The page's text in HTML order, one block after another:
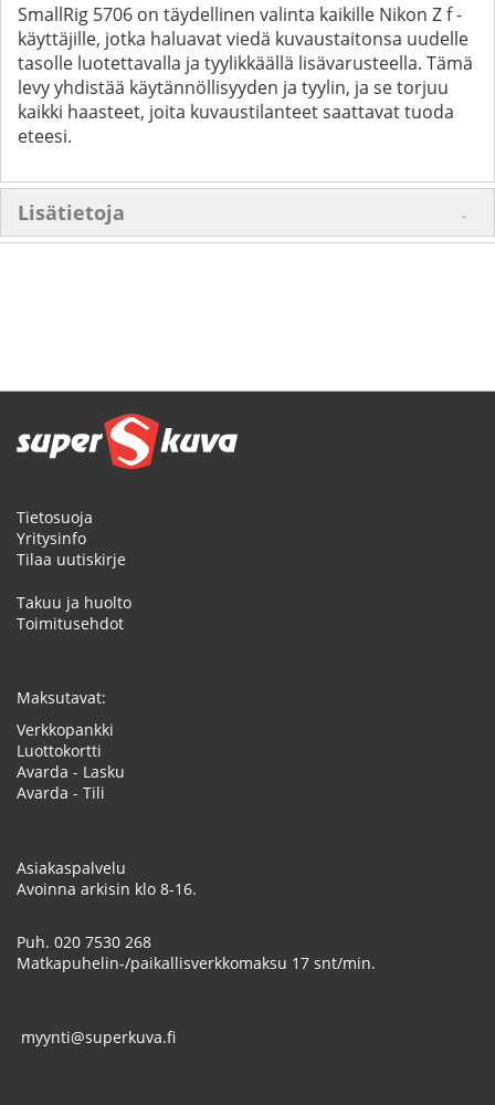
SmallRig 5706 on täydellinen valinta kaikille Nikon Z f -
käyttäjille, jotka haluavat viedä kuvaustaitonsa uudelle
tasolle luotettavalla ja tyylikkäällä lisävarusteella. Tämä
levy yhdistää käytännöllisyyden ja tyylin, ja se torjuu
kaikki haasteet, joita kuvaustilanteet saattavat tuoda
eteesi.
Lisätietoja
Tietosuoja
Yritysinfo
Tilaa uutiskirje
Takuu ja huolto
Toimitusehdot
Maksutavat:
Verkkopankki
Luottokortti
Avarda - Lasku
Avarda - Tili
Asiakaspalvelu
Avoinna arkisin klo 8-16.
Puh. 020 7530 268
Matkapuhelin-/paikallisverkkomaksu 17 snt/min.
myynti@superkuva.fi